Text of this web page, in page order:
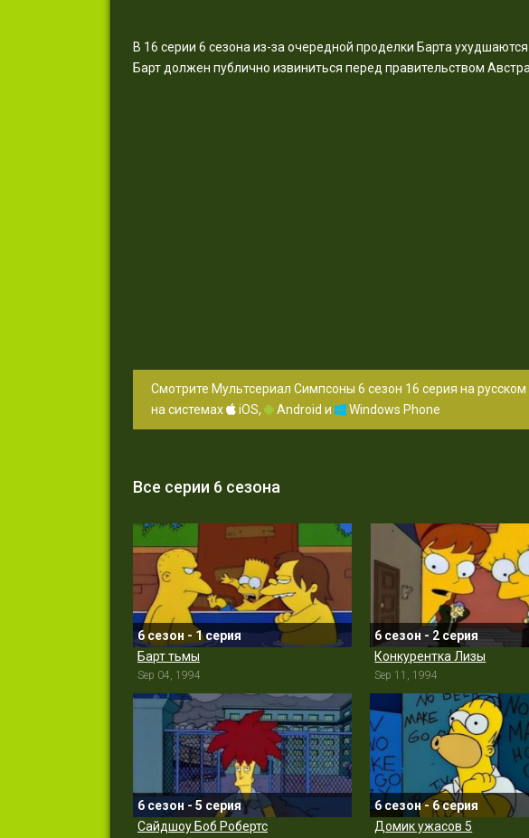
В 16 серии 6 сезона из-за очередной проделки Барта
Барт должен публично извиниться перед правительством
Смотрите Мультсериал Симпсоны 6 сезон 16 серия на
на системах
iOS, Android и Windows Phone
Все серии 6 сезона
6 сезон - 1 серия
Барт тьмы
Sep 04, 1994
6 сезон - 2 серия
Конкурентка Лизы
Sep 11, 1994
6 сезон - 5 серия
Сайдшоу Боб Робертс
6 сезон - 6 серия
Домик ужасов 5